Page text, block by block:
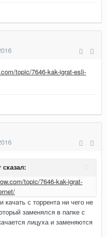
topic/7646-kak-igrat-esli-
сказал:
topic/7646-kak-igrat-
с торрента ни чего не
заменялся в папке с
лицуха и заменяются